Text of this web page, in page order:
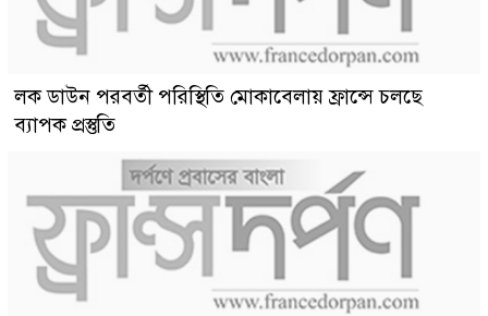
লক ডাউন পরবর্তী পরিস্থিতি মোকাবেলায় ফ্রান্সে চলছে
ব্যাপক প্রস্তুতি